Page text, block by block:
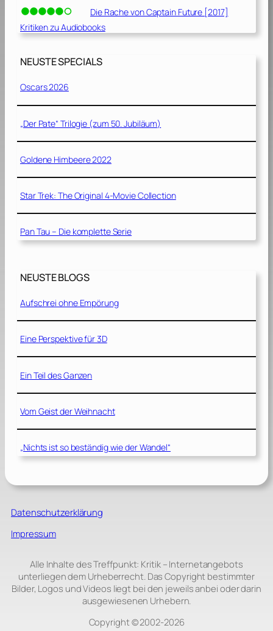
Die Rache von Captain Future [2017]
Kritiken zu Audiobooks
NEUSTE SPECIALS
Oscars 2026
„Der Pate“ Trilogie (zum 50. Jubiläum)
Goldene Himbeere 2022
Star Trek: The Original 4-Movie Collection
Pan Tau – Die komplette Serie
NEUSTE BLOGS
Aufschrei ohne Empörung
Eine Perspektive für 3D
Ein Teil des Ganzen
Vom Geist der Weihnacht
„Nichts ist so beständig wie der Wandel“
Datenschutzerklärung
Impressum
Alle Inhalte des Treffpunkt: Kritik – Internetangebots
unterliegen dem Urheberrecht. Das Copyright bestimmter
Bilder, Logos und Videos liegt bei den jeweils anbei oder darin
ausgewiesenen Urhebern.
Copyright © 2002‑2026